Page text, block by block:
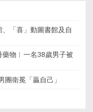
「喜」動圖書館及自
物︱一名38歲男子被
衛冕「贏自己」